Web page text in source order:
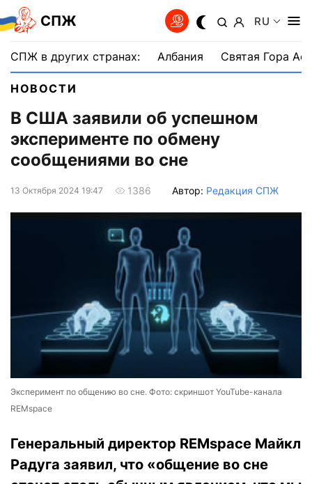
СПЖ RU
СПЖ в других странах: Албания Святая Гора
НОВОСТИ
В США заявили об успешном
эксперименте по обмену
сообщениями во сне
13 Октября 2024 19:47 1386 Автор: Редакция СПЖ
Эксперимент по общению во сне. Фото: скриншот YouTube-канала
REMspace
Генеральный директор REMspace Майкл
Радуга заявил, что «общение во сне